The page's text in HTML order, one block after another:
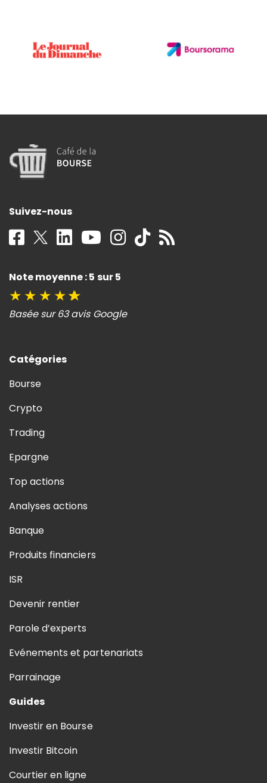
Suivez-nous
Note moyenne : 5 sur 5
★ ★ ★ ★★
Basée sur 63 avis Google
Catégories
Bourse
Crypto
Trading
Epargne
Top actions
Analyses actions
Banque
Produits financiers
ISR
Devenir rentier
Parole d’experts
Evénements et partenariats
Parrainage
Guides
Investir en Bourse
Investir Bitcoin
Courtier en ligne